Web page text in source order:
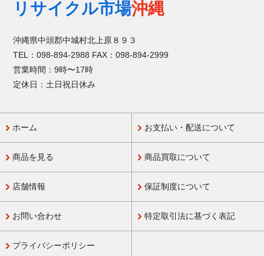
リサイクル市場沖縄
沖縄県中頭郡中城村北上原８９３
TEL：098-894-2988 FAX：098-894-2999
営業時間：9時〜17時
定休日：土日祝日休み
ホーム
商品を見る
店舗情報
お問い合わせ
プライバシーポリシー
お支払い・配送について
商品買取について
保証制度について
特定取引法に基づく表記